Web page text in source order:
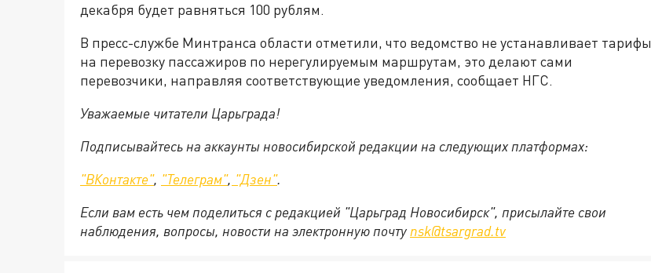
декабря будет равняться 100 рублям.
В пресс-службе Минтранса области отметили, что ведомство не устанавливает тарифы
на перевозку пассажиров по нерегулируемым маршрутам, это делают сами
перевозчики, направляя соответствующие уведомления, сообщает НГС.
Уважаемые читатели Царьграда!
Подписывайтесь на аккаунты новосибирской редакции на следующих платформах:
"ВКонтакте", "Телеграм", "Дзен".
Если вам есть чем поделиться с редакцией "Царьград Новосибирск", присылайте свои
наблюдения, вопросы, новости на электронную почту nsk@tsargrad.tv